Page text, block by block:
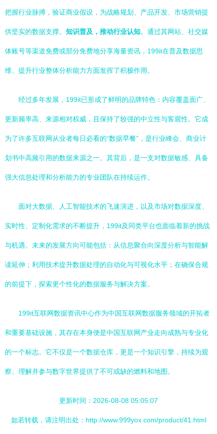
把握行业脉搏，验证商业假设，为战略规划、产品开发、市场营销提
供坚实的数据支撑。 知识普及，推动行业认知。通过其网站、社交媒
体账号等渠道免费或部分免费地分享海量资讯，199it在普及数据思
维、提升行业整体分析能力方面发挥了积极作用。
经过多年发展，199it已形成了鲜明的品牌特色：内容覆盖面广、
更新频率高、来源相对权威，且保持了较强的中立性与客观性。它成
为了许多互联网从业者每日必看的“数据早餐”，是行业峰会、商业计
划书中高频引用的数据来源之一。其背后，是一支对数据敏感、具备
强大信息处理和分析能力的专业团队在持续运作。
面对大数据、人工智能技术的飞速演进，以及市场对数据深度、
实时性、定制化需求的不断提升，199it及同类平台也面临着新的挑战
与机遇。未来的发展方向可能包括：从信息聚合向深度分析与智能解
读延伸；利用技术提升数据处理的自动化与可视化水平；在确保合规
的前提下，探索更个性化的数据服务与解决方案。
199it互联网数据资讯中心作为中国互联网数据服务领域的开拓者
和重要基础设施，其存在本身便是中国互联网产业走向成熟与专业化
的一个标志。它不仅是一个数据仓库，更是一个知识引擎，持续为观
察、理解并参与数字世界提供了不可或缺的燃料和地图。
更新时间：2026-08-08 05:05:07
如若转载，请注明出处：http://www.999yox.com/product/41.html